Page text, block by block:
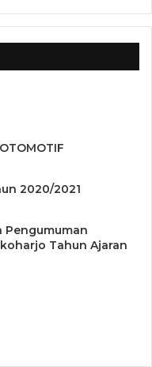
2020/2021
Pengumuman
Tahun Ajaran